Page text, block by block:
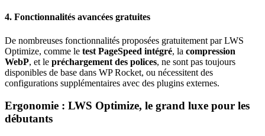
4. Fonctionnalités avancées gratuites
De nombreuses fonctionnalités proposées gratuitement par LWS
Optimize, comme le test PageSpeed intégré, la compression
WebP, et le préchargement des polices, ne sont pas toujours
disponibles de base dans WP Rocket, ou nécessitent des
configurations supplémentaires avec des plugins externes.
Ergonomie : LWS Optimize, le grand luxe pour les
débutants